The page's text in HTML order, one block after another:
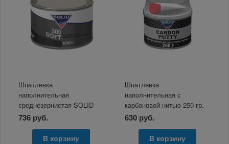
Шпатлевка
наполнительная
среднезернистая SOLID
300 SOFT 1000 г
736 руб.
В корзину
Шпатлевка
наполнительная с
карбоновой нитью 250 гр.
SOLID Professional Line
630 руб.
В корзину